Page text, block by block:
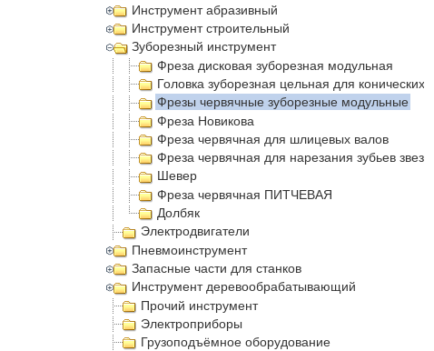
Инструмент абразивный
Инструмент строительный
Зуборезный инструмент
Фреза дисковая зуборезная модульная
Головка зуборезная цельная для
Фрезы червячные зуборезные модульные
Фреза Новикова
Фреза червячная для шлицевых валов
Фреза червячная для нарезания зубьев
Шевер
Фреза червячная ПИТЧЕВАЯ
Долбяк
Электродвигатели
Пневмоинструмент
Запасные части для станков
Инструмент деревообрабатывающий
Прочий инструмент
Электроприборы
Грузоподъёмное оборудование